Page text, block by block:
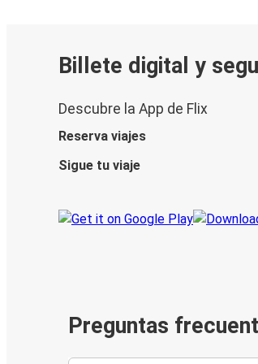
Billete digital y
Descubre la App de Flix
Reserva viajes
Sigue tu viaje
Preguntas